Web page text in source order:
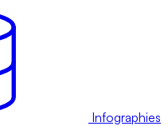
Infographies